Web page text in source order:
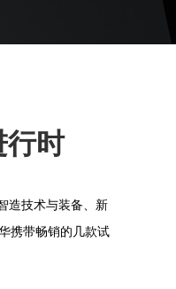
行时
造技术与装备、新
携带畅销的几款试